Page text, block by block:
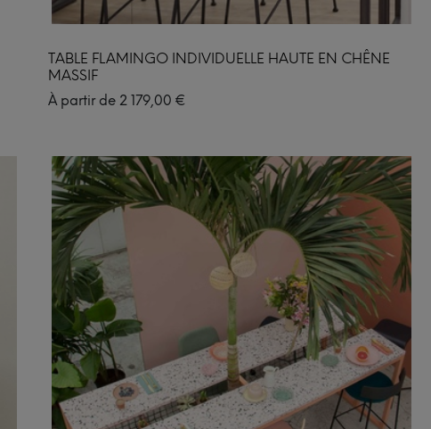
TABLE FLAMINGO INDIVIDUELLE HAUTE EN CHÊNE
MASSIF
À partir de 2 179,00 €